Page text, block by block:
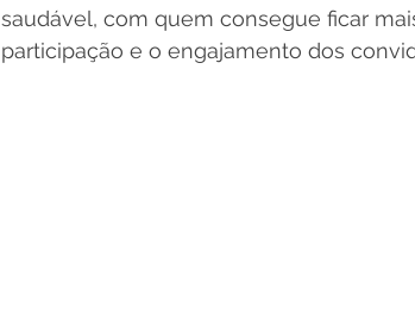
saudável, com quem consegue ficar
participação e o engajamento dos